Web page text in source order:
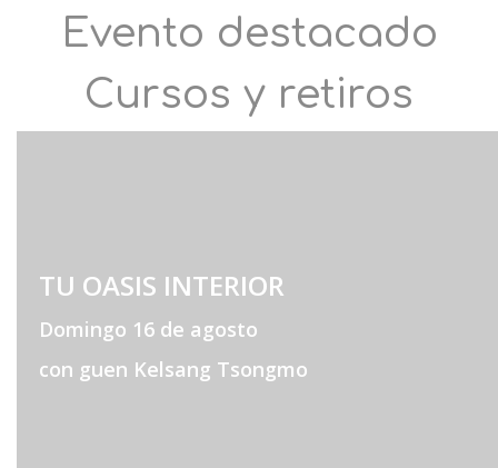
Evento destacado
Cursos y retiros
TU OASIS INTERIOR
Domingo 16 de agosto
con guen Kelsang Tsongmo